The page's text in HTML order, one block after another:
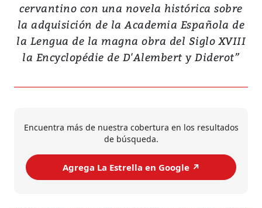
cervantino con una novela histórica sobre
la adquisición de la Academia Española de
la Lengua de la magna obra del Siglo XVIII
la Encyclopédie de D'Alembert y Diderot”
Encuentra más de nuestra cobertura en los resultados
de búsqueda.
Agrega La Estrella en Google ↗️